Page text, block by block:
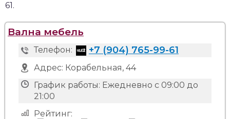
61.
Вална мебель
Телефон: +7 (904) 765-99-61
Адрес: Корабельная, 44
График работы: Ежедневно с 09:00 до
21:00
Рейтинг: